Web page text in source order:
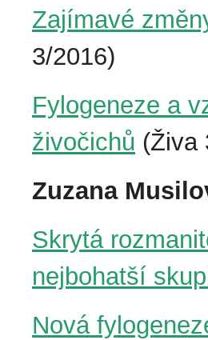
Zajímavé
3/2016)
Fylogeneze a
živočichů (Živa
Zuzana
Skrytá
nejbohatší
Nová